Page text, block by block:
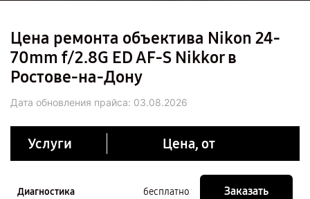
Цена ремонта объектива Nikon 24-
70mm f/2.8G ED AF-S Nikkor в
Ростове-на-Дону
Дата обновления прайса: 03.08.2026
Услуги Цена, от
Диагностика бесплатно Заказать